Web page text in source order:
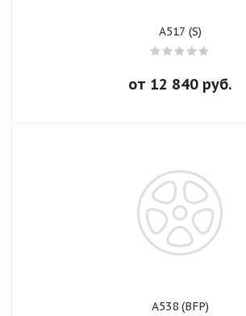
A517 (S)
от 12 840 руб.
A538 (BFP)